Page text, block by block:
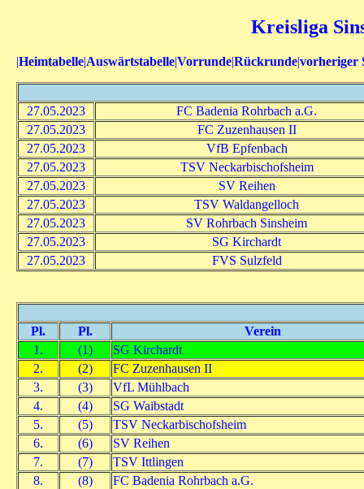
Kreisliga
|Heimtabelle|Auswärtstabelle|Vorrunde|Rückrunde|vorheriger
27.05.2023
FC Badenia Rohrbach a.G.
27.05.2023
FC Zuzenhausen II
27.05.2023
VfB Epfenbach
27.05.2023
TSV Neckarbischofsheim
27.05.2023
SV Reihen
27.05.2023
TSV Waldangelloch
27.05.2023
SV Rohrbach Sinsheim
27.05.2023
SG Kirchardt
27.05.2023
FVS Sulzfeld
Pl. Pl.
Verein
1.
(1)
SG Kirchardt
2.
(2)
FC Zuzenhausen II
3.
(3)
VfL Mühlbach
4.
(4)
SG Waibstadt
5.
(5)
TSV Neckarbischofsheim
6.
(6)
SV Reihen
7.
(7)
TSV Ittlingen
8.
(8)
FC Badenia Rohrbach a.G.